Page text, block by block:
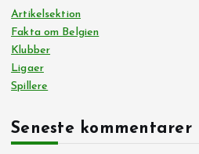
Artikelsektion
Fakta om Belgien
Klubber
Ligaer
Spillere
Seneste kommentarer